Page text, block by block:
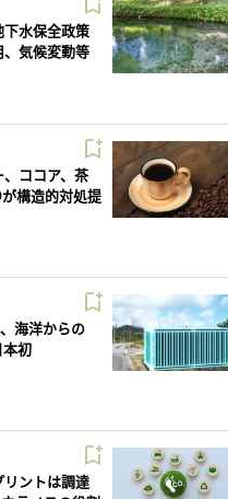
下水保全政策
気候変動等
、ココア、茶
構造的対処提
海洋からの
初
リントは調達